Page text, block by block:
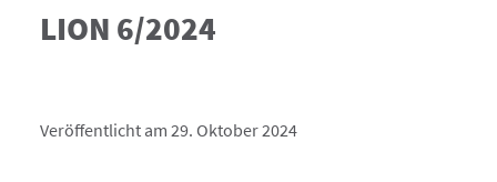
LION 6/2024
Veröffentlicht am 29. Oktober 2024